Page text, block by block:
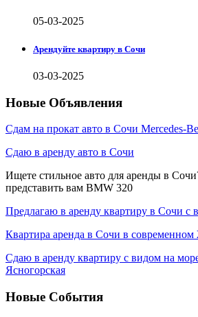
05-03-2025
Арендуйте квартиру в Сочи
03-03-2025
Новые Объявления
Сдам на прокат авто в Сочи Mercedes-
Сдаю в аренду авто в Сочи
Ищете стильное авто для аренды в
представить вам BMW 320
Предлагаю в аренду квартиру в Сочи с
Квартира аренда в Сочи в
Сдаю в аренду квартиру с видом на
Ясногорская
Новые События